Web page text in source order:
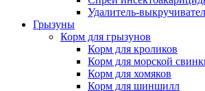
Удалитель-
Грызуны
Корм для грызунов
Корм для кроликов
Корм для морской
Корм для хомяков
Корм для шиншилл